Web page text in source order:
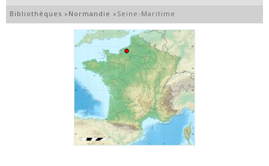
Bibliothèques » Normandie » Seine-Maritime